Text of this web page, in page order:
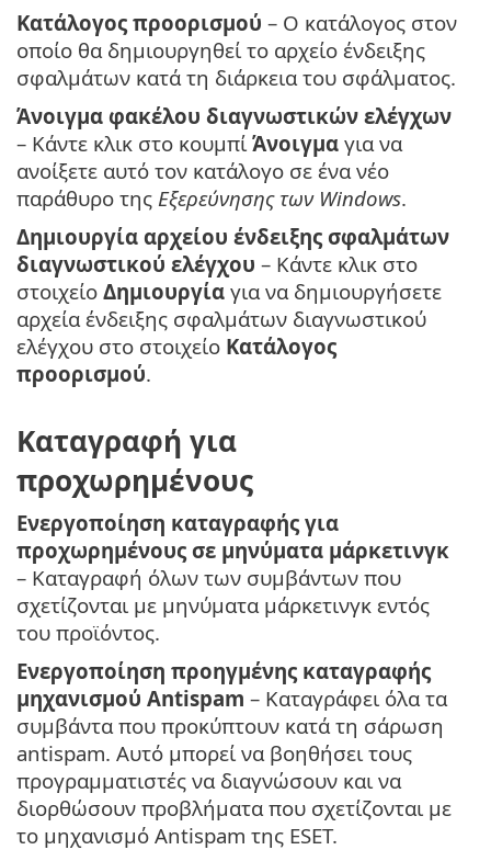
Κατάλογος προορισμού – Ο κατάλογος στον
οποίο θα δημιουργηθεί το αρχείο ένδειξης
σφαλμάτων κατά τη διάρκεια του σφάλματος.
Άνοιγμα φακέλου διαγνωστικών ελέγχων
– Κάντε κλικ στο κουμπί Άνοιγμα για να
ανοίξετε αυτό τον κατάλογο σε ένα νέο
παράθυρο της Εξερεύνησης των Windows.
Δημιουργία αρχείου ένδειξης σφαλμάτων
διαγνωστικού ελέγχου – Κάντε κλικ στο
στοιχείο Δημιουργία για να δημιουργήσετε
αρχεία ένδειξης σφαλμάτων διαγνωστικού
ελέγχου στο στοιχείο Κατάλογος
προορισμού.
Καταγραφή για
προχωρημένους
Ενεργοποίηση καταγραφής για
προχωρημένους σε μηνύματα μάρκετινγκ
– Καταγραφή όλων των συμβάντων που
σχετίζονται με μηνύματα μάρκετινγκ εντός
του προϊόντος.
Ενεργοποίηση προηγμένης καταγραφής
μηχανισμού Antispam – Καταγράφει όλα τα
συμβάντα που προκύπτουν κατά τη σάρωση
antispam. Αυτό μπορεί να βοηθήσει τους
προγραμματιστές να διαγνώσουν και να
διορθώσουν προβλήματα που σχετίζονται με
το μηχανισμό Antispam της ESET.